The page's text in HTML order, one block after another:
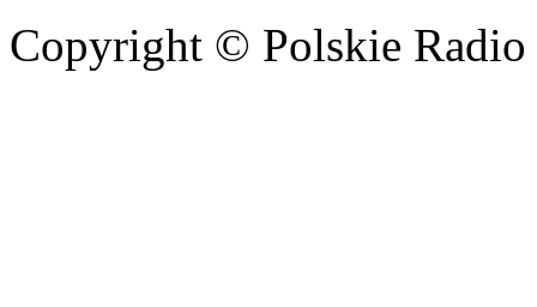
Copyright © Polskie